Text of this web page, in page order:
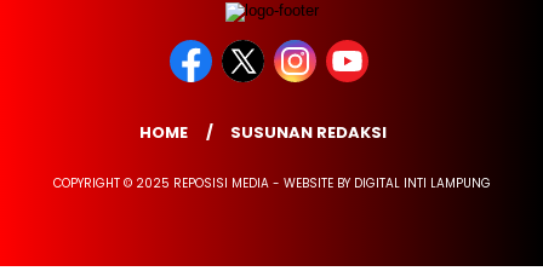
HOME SUSUNAN REDAKSI
COPYRIGHT © 2025 REPOSISI MEDIA - WEBSITE BY DIGITAL INTI LAMPUNG